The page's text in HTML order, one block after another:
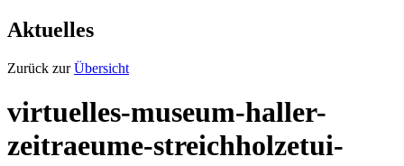
Aktuelles
Zurück zurÜbersicht
virtuelles-museum-haller-
zeitraeume-streichholzetui-